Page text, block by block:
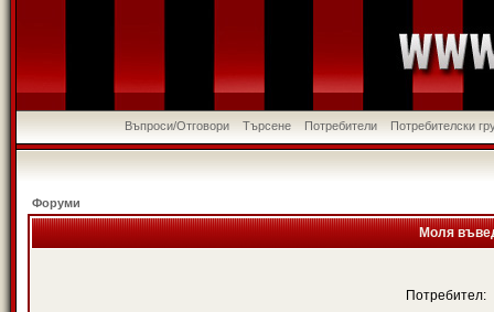
Въпроси/Отговори Търсене Потребители Потребителски
Форуми
Моля
Потребител: